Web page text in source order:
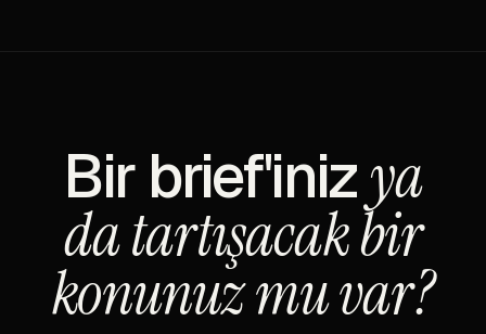
Bir brief'inizya
da tartışacak bir
konunuz mu var?